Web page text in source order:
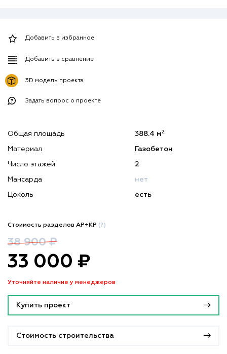
Добавить в избранное
Добавить в сравнение
3D модель проекта
Задать вопрос о проекте
Общая площадь 388.4 м2
Материал Газобетон
Число этажей 2
Мансарда нет
Цоколь есть
Стоимость разделов АР+КР (?)
38 900 ₽
33 000 ₽
Уточняйте наличие у менеджеров
Купить проект
Стоимость строительства